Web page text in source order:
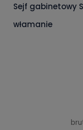
Sejf gabinetowy
włamanie